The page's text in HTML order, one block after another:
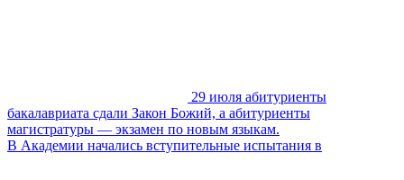
29 июля абитуриенты
бакалавриата сдали Закон Божий, а абитуриенты
магистратуры — экзамен по новым языкам.
В Академии начались вступительные испытания в